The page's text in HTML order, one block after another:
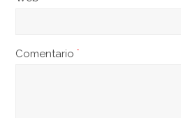
Comentario*